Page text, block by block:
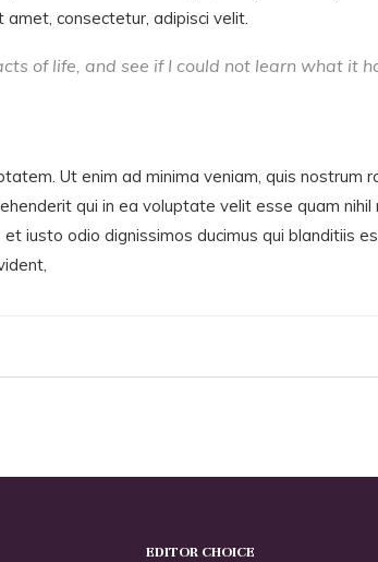
consectetur, adipisci velit.
of life, and see if I could not learn what it
Ut enim ad minima veniam, quis nostrum
qui in ea voluptate velit esse quam nihil
iusto odio dignissimos ducimus qui blanditiis
EDITOR CHOICE